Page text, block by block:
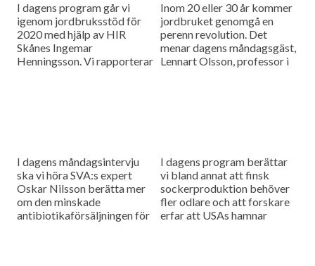
I dagens program går vi
igenom jordbruksstöd för
2020 med hjälp av HIR
Skånes Ingemar
Henningsson. Vi rapporterar
Inom 20 eller 30 år kommer
jordbruket genomgå en
perenn revolution. Det
menar dagens måndagsgäst,
Lennart Olsson, professor i
I dagens måndagsintervju
ska vi höra SVA:s expert
Oskar Nilsson berätta mer
om den minskade
antibiotikaförsäljningen för
I dagens program berättar
vi bland annat att finsk
sockerproduktion behöver
fler odlare och att forskare
erfar att USAs hamnar